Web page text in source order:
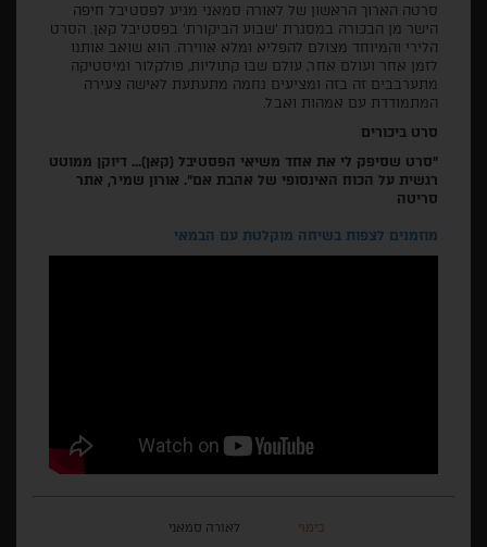
סרטה הארוך הראשון של לאורה סמאני מגיע לפסטיבל חיפה
הישר מן הבכורה במסגרת 'שבוע הביקורת' בפסטיבל קאן. הסרט
הלירי והמיוחד מצולם להפליא ומלא אווירה. הוא שואב אותנו
לזמן אחר ועולם אחר, עולם שבו קתוליות, פולקלור ומיסטיקה
מתערבבים זה בזה ומציעים נחמה מתעתעת לאישה צעירה
המתמודדת עם אמהות ואבל.
סרט ביכורים
"סרט שסיפק לי את אחד משיאי הפסטיבל (קאן)... דיוקן ממוטט
רגשית על הכוח האינסופי של אהבת אם". אורון שמיר, אתר
סריטה
מוזמנים לצפות בשיחה מוקלטת עם הבמאי
בימוי לאורה סמאני